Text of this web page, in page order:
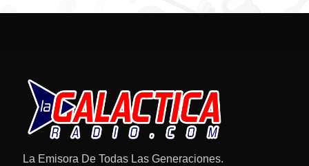
La Emisora De Todas Las Generaciones.